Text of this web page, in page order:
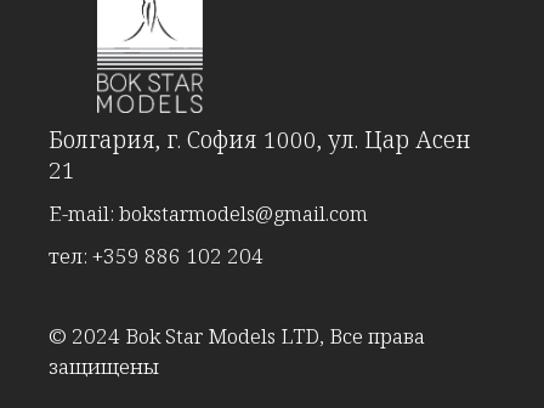
Болгария, г. София 1000, ул. Цар Асен
21
E-mail: bokstarmodels@gmail.com
тел: +359 886 102 204
© 2024 Bok Star Models LTD, Все права
защищены